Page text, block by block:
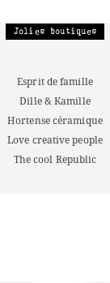
Jolies boutiques
Esprit de famille
Dille & Kamille
Hortense céramique
Love creative people
The cool Republic